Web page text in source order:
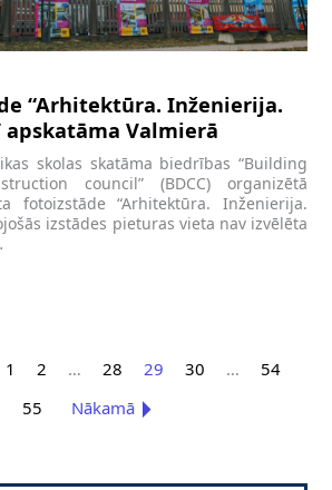
“Arhitektūra. Inženierija.
apskatāma Valmierā
skolas skatāma biedrības “Building
council” (BDCC) organizētā
fotoizstāde “Arhitektūra. Inženierija.
izstādes pieturas vieta nav izvēlēta
1 2 … 28 29 30 …
54
55
Nākamā